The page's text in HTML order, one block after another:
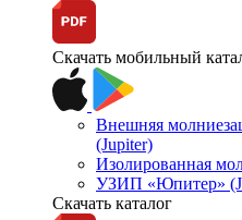
Скачать мобильный
Внешняя
(Jupiter)
Изолированная
УЗИП «Юпитер»
Скачать каталог